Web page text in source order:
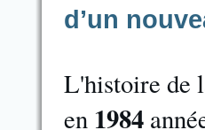
d’un
L'histoire de
en 1984